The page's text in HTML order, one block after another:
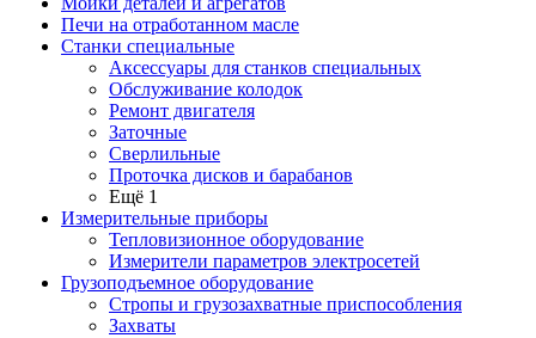
Печи на отработанном масле
Станки специальные
Аксессуары для станков специальных
Обслуживание колодок
Ремонт двигателя
Заточные
Сверлильные
Проточка дисков и барабанов
Ещё 1
Измерительные приборы
Тепловизионное оборудование
Измерители параметров электросетей
Грузоподъемное оборудование
Стропы и грузозахватные приспособления
Захваты